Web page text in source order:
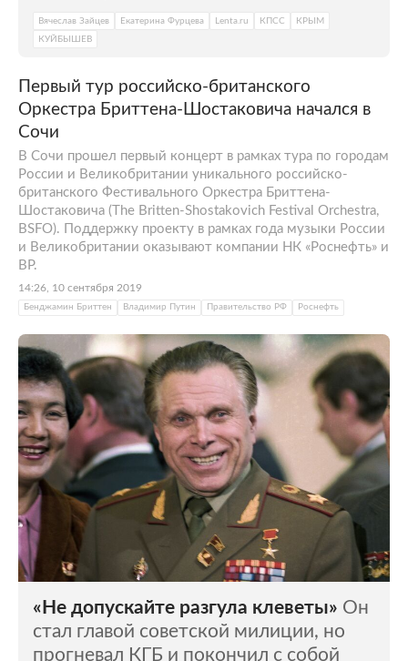
Вячеслав Зайцев Екатерина Фурцева Lenta.ru КПСС
КРЫМ
КУЙБЫШЕВ
Первый тур российско-британского
Оркестра Бриттена-Шостаковича начался в
Сочи
В Сочи прошел первый концерт в рамках тура по городам
России и Великобритании уникального российско-
британского Фестивального Оркестра Бриттена-
Шостаковича (The Britten-Shostakovich Festival Orchestra,
BSFO). Поддержку проекту в рамках года музыки России
и Великобритании оказывают компании НК «Роснефть» и
ВР.
14:26, 10 сентября 2019
Бенджамин Бриттен Владимир Путин Правительство РФ Роснефть
«Не допускайте разгула клеветы» Он
стал главой советской милиции, но
прогневал КГБ и покончил с собой